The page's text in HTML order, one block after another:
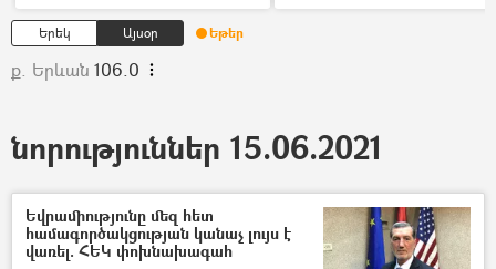
Երեկ Այսօր Եթեր
ք. Երևան 106.0
նորություններ 15.06.2021
Եվրամիությունը մեզ հետ
համագործակցության կանաչ լույս է
վառել. ՀԵԿ փոխնախագահ